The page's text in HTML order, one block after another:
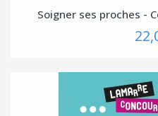
Soigner ses proches -